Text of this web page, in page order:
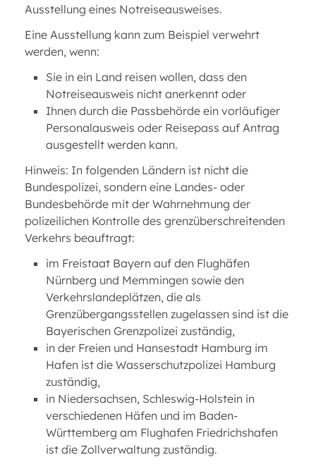
Ausstellung eines Notreiseausweises.
Eine Ausstellung kann zum Beispiel verwehrt
werden, wenn:
Sie in ein Land reisen wollen, dass den
Notreiseausweis nicht anerkennt oder
Ihnen durch die Passbehörde ein vorläufiger
Personalausweis oder Reisepass auf Antrag
ausgestellt werden kann.
Hinweis: In folgenden Ländern ist nicht die
Bundespolizei, sondern eine Landes- oder
Bundesbehörde mit der Wahrnehmung der
polizeilichen Kontrolle des grenzüberschreitenden
Verkehrs beauftragt:
im Freistaat Bayern auf den Flughäfen
Nürnberg und Memmingen sowie den
Verkehrslandeplätzen, die als
Grenzübergangsstellen zugelassen sind ist die
Bayerischen Grenzpolizei zuständig,
in der Freien und Hansestadt Hamburg im
Hafen ist die Wasserschutzpolizei Hamburg
zuständig,
in Niedersachsen, Schleswig-Holstein in
verschiedenen Häfen und im Baden-
Württemberg am Flughafen Friedrichshafen
ist die Zollverwaltung zuständig.